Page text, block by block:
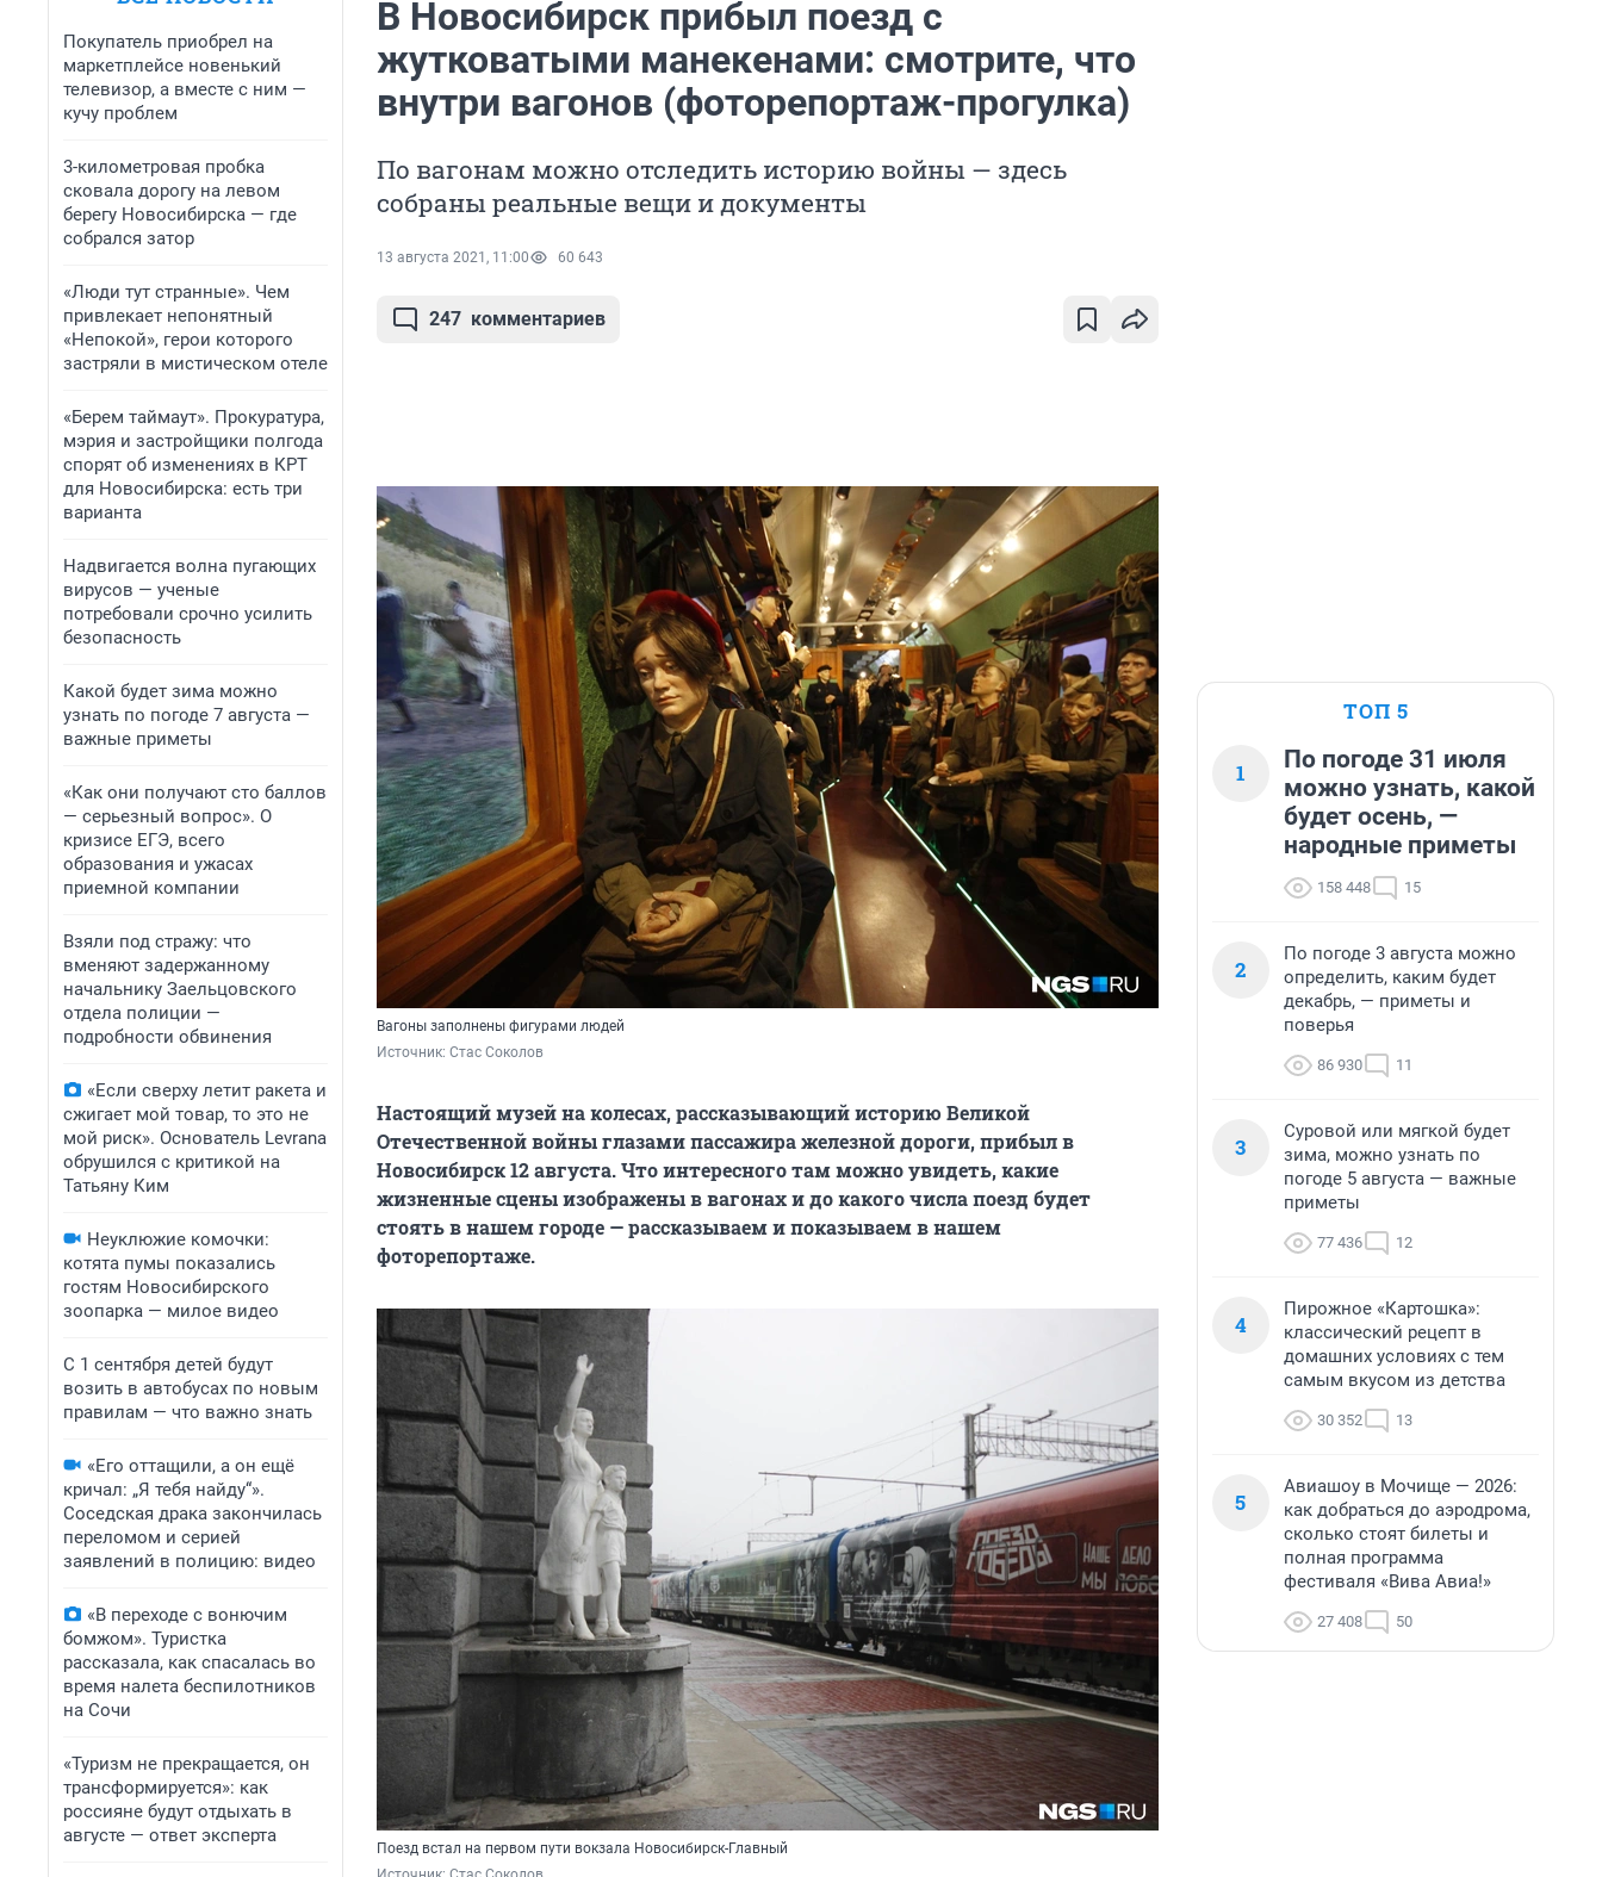
Покупатель приобрел на
маркетплейсе новенький
телевизор, а вместе с ним —
кучу проблем
3-километровая пробка
сковала дорогу на левом
берегу Новосибирска — где
собрался затор
«Люди тут странные». Чем
привлекает непонятный
«Непокой», герои которого
застряли в мистическом отеле
«Берем таймаут». Прокуратура,
мэрия и застройщики полгода
спорят об изменениях в КРТ
для Новосибирска: есть три
варианта
Надвигается волна пугающих
вирусов — ученые
потребовали срочно усилить
безопасность
Какой будет зима можно
узнать по погоде 7 августа —
важные приметы
«Как они получают сто баллов
— серьезный вопрос». О
кризисе ЕГЭ, всего
образования и ужасах
приемной компании
Взяли под стражу: что
вменяют задержанному
начальнику Заельцовского
отдела полиции —
подробности обвинения
«Если сверху летит ракета и
сжигает мой товар, то это не
мой риск». Основатель Levrana
обрушился с критикой на
Татьяну Ким
Неуклюжие комочки:
котята пумы показались
гостям Новосибирского
зоопарка — милое видео
С 1 сентября детей будут
возить в автобусах по новым
правилам — что важно знать
«Его оттащили, а он ещё
кричал: „Я тебя найду“».
Соседская драка закончилась
переломом и серией
заявлений в полицию: видео
«В переходе с вонючим
бомжом». Туристка
рассказала, как спасалась во
время налета беспилотников
на Сочи
«Туризм не прекращается, он
трансформируется»: как
россияне будут отдыхать в
августе — ответ эксперта
В Новосибирск прибыл поезд с
жутковатыми манекенами: смотрите, что
внутри вагонов (фоторепортаж-прогулка)
По вагонам можно отследить историю войны — здесь
собраны реальные вещи и документы
13 августа 2021, 11:00 60 643
247 комментариев
Вагоны заполнены фигурами людей
Источник: Стас Соколов
Настоящий музей на колесах, рассказывающий историю Великой
Отечественной войны глазами пассажира железной дороги, прибыл в
Новосибирск 12 августа. Что интересного там можно увидеть, какие
жизненные сцены изображены в вагонах и до какого числа поезд будет
стоять в нашем городе — рассказываем и показываем в нашем
фоторепортаже.
Поезд встал на первом пути вокзала Новосибирск-Главный
ТОП 5
1
По погоде 31 июля
можно узнать, какой
будет осень, —
народные приметы
158 448 15
2
По погоде 3 августа можно
определить, каким будет
декабрь, — приметы и
поверья
86 930 11
3
Суровой или мягкой будет
зима, можно узнать по
погоде 5 августа — важные
приметы
77 436 12
4
Пирожное «Картошка»:
классический рецепт в
домашних условиях с тем
самым вкусом из детства
30 352 13
5
Авиашоу в Мочище — 2026:
как добраться до аэродрома,
сколько стоят билеты и
полная программа
фестиваля «Вива Авиа!»
27 408 50